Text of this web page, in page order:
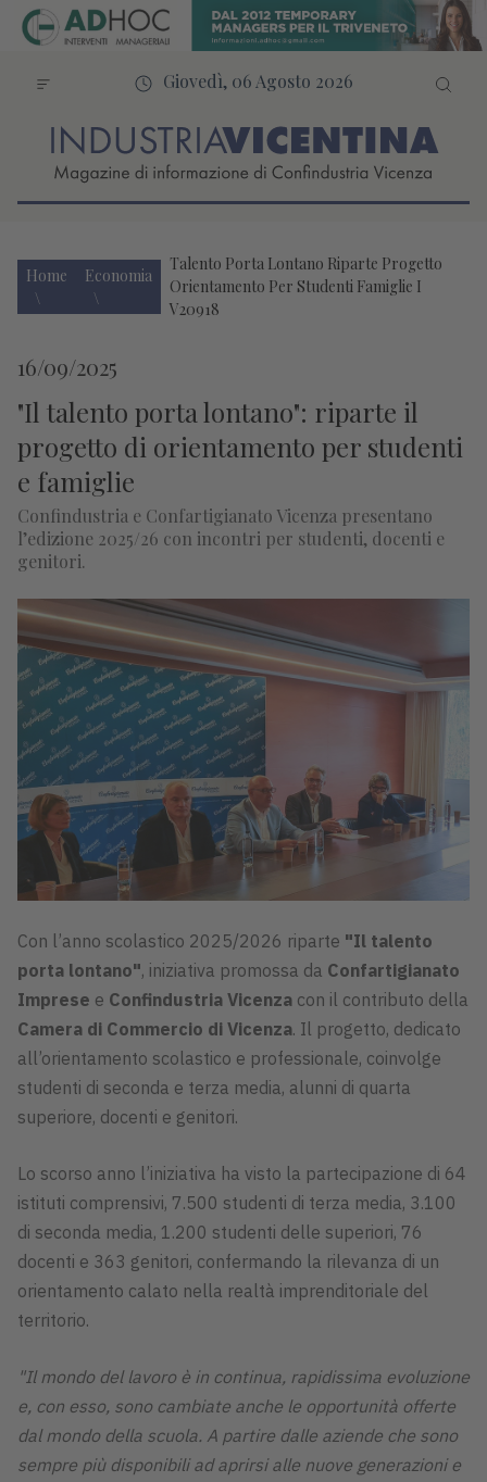
Giovedì, 06 Agosto 2026
Home Economia
Talento Porta Lontano Riparte Progetto
Orientamento Per Studenti Famiglie I
V20918
16/09/2025
"Il talento porta lontano": riparte il
progetto di orientamento per studenti
e famiglie
Confindustria e Confartigianato Vicenza presentano
l’edizione 2025/26 con incontri per studenti, docenti e
genitori.
Con l’anno scolastico 2025/2026 riparte "Il talento
porta lontano", iniziativa promossa da Confartigianato
Imprese e Confindustria Vicenza con il contributo della
Camera di Commercio di Vicenza. Il progetto, dedicato
all’orientamento scolastico e professionale, coinvolge
studenti di seconda e terza media, alunni di quarta
superiore, docenti e genitori.
Lo scorso anno l’iniziativa ha visto la partecipazione di 64
istituti comprensivi, 7.500 studenti di terza media, 3.100
di seconda media, 1.200 studenti delle superiori, 76
docenti e 363 genitori, confermando la rilevanza di un
orientamento calato nella realtà imprenditoriale del
territorio.
"Il mondo del lavoro è in continua, rapidissima evoluzione
e, con esso, sono cambiate anche le opportunità offerte
dal mondo della scuola. A partire dalle aziende che sono
sempre più disponibili ad aprirsi alle nuove generazioni e